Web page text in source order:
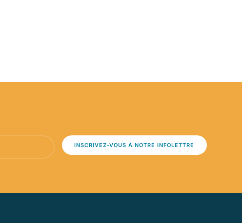
INSCRIVEZ-VOUS À NOTRE INFOLETTRE